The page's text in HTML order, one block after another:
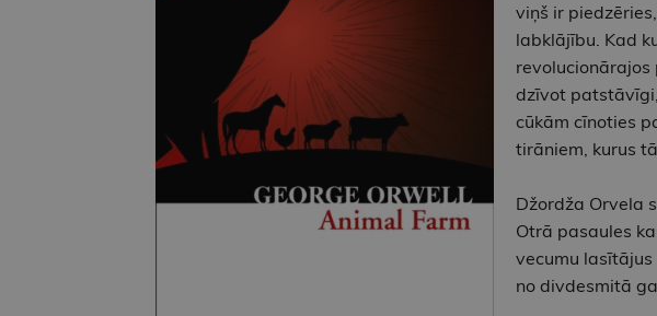
viņš ir
labklājību. Kad
dzīvot
cūkām cīnoties
tirāniem, kurus
Džordža Orvela
Otrā pasaules
vecumu
no divdesmitā